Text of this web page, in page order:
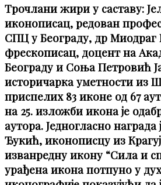
Трочлани жири у саставу:
иконописац, редован
СПЦ у Београду, др
фрескописац, доцент на
Београду и Соња Петровић
историчарка уметности из
приспелих 83 иконе од 67
на 25. изложби икона је
аутора. Једногласно
Ђукић, иконописцу из
изванредну икону “Сила и
урађена икона потпуно у